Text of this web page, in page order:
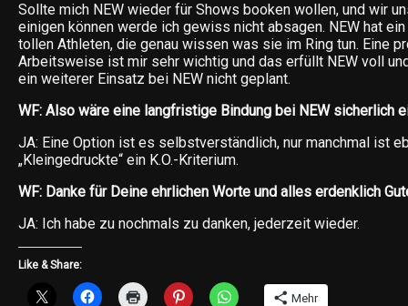
Sollte mich NEW wieder für Shows booken wollen, und wir
einigen können werde ich gewiss nicht absagen. NEW hat
tollen Athleten, die genau wissen was sie im Ring tun. Eine
Arbeitsweise ist mir sehr wichtig und das erfüllt NEW voll
ein weiterer Einsatz bei NEW nicht geplant.
WF: Also wäre eine langfristige Bindung bei NEW sicherlich
JA: Eine Option ist es selbstverständlich, nur manchmal ist
„Kleingedruckte“ ein K.O.-Kriterium.
WF: Danke für Deine ehrlichen Worte und alles erdenklich
JA: Ich habe zu nochmals zu danken, jederzeit wieder.
Like & Share:
Mehr